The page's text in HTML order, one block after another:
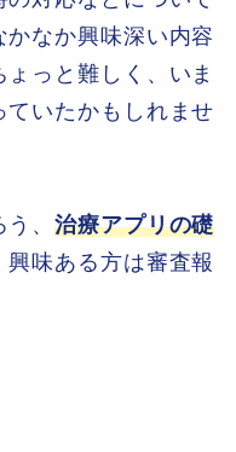
かなか興味深い内容
っと難しく、いま
いたかもしれませ
う、治療アプリの礎
興味ある方は審査報